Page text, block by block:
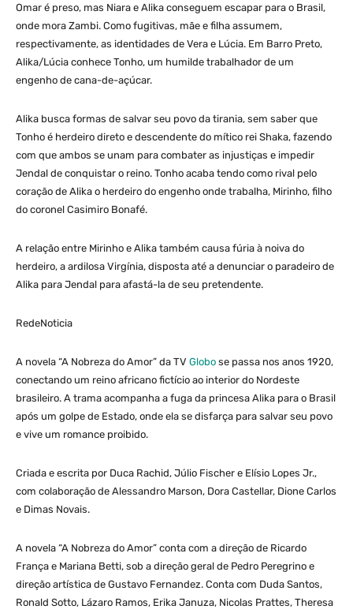
Omar é preso, mas Niara e Alika conseguem escapar para o Brasil,
onde mora Zambi. Como fugitivas, mãe e filha assumem,
respectivamente, as identidades de Vera e Lúcia. Em Barro Preto,
Alika/Lúcia conhece Tonho, um humilde trabalhador de um
engenho de cana-de-açúcar.
Alika busca formas de salvar seu povo da tirania, sem saber que
Tonho é herdeiro direto e descendente do mítico rei Shaka, fazendo
com que ambos se unam para combater as injustiças e impedir
Jendal de conquistar o reino. Tonho acaba tendo como rival pelo
coração de Alika o herdeiro do engenho onde trabalha, Mirinho, filho
do coronel Casimiro Bonafé.
A relação entre Mirinho e Alika também causa fúria à noiva do
herdeiro, a ardilosa Virgínia, disposta até a denunciar o paradeiro de
Alika para Jendal para afastá-la de seu pretendente.
RedeNoticia
A novela “A Nobreza do Amor” da TV Globo se passa nos anos 1920,
conectando um reino africano fictício ao interior do Nordeste
brasileiro. A trama acompanha a fuga da princesa Alika para o Brasil
após um golpe de Estado, onde ela se disfarça para salvar seu povo
e vive um romance proibido.
Criada e escrita por Duca Rachid, Júlio Fischer e Elísio Lopes Jr.,
com colaboração de Alessandro Marson, Dora Castellar, Dione Carlos
e Dimas Novais.
A novela “A Nobreza do Amor” conta com a direção de Ricardo
França e Mariana Betti, sob a direção geral de Pedro Peregrino e
direção artística de Gustavo Fernandez. Conta com Duda Santos,
Ronald Sotto, Lázaro Ramos, Erika Januza, Nicolas Prattes, Theresa